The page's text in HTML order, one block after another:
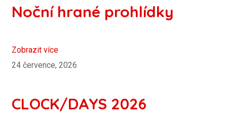
Noční hrané prohlídky
Zobrazit více
24 července, 2026
CLOCK/DAYS 2026